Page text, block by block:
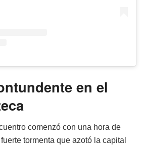
en el
comenzó con una hora de
tormenta que azotó la capital